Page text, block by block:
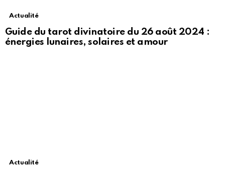
Actualité
Guide du tarot divinatoire du 26 août 2024 :
énergies lunaires, solaires et amour
Actualité